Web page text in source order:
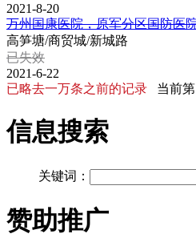
2021-8-20
万州国康医院，原军分区国防医
高笋塘/商贸城/新城路
已失效
2021-6-22
已略去一万条之前的记录
当前
信息搜索
关键词：
赞助推广